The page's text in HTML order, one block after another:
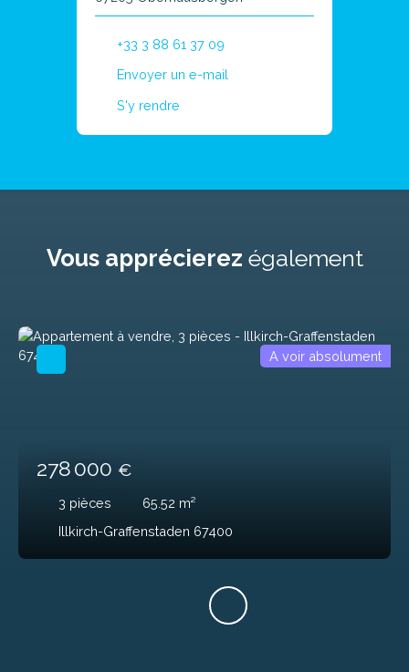
+33 3 88 61 37 09
Envoyer un e-mail
S'y rendre
Vous apprécierez également
278 000 €
3 pièces 65.52 m²
Illkirch-Graffenstaden 67400
A voir absolument